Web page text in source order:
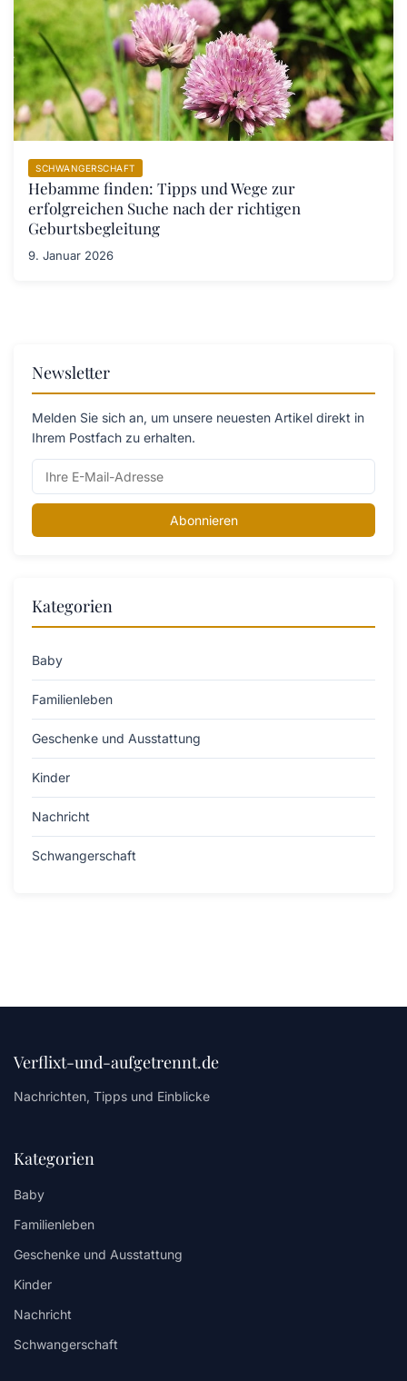
SCHWANGERSCHAFT
Hebamme finden: Tipps und Wege zur
erfolgreichen Suche nach der richtigen
Geburtsbegleitung
9. Januar 2026
Newsletter
Melden Sie sich an, um unsere neuesten Artikel direkt in
Ihrem Postfach zu erhalten.
Abonnieren
Kategorien
Baby
Familienleben
Geschenke und Ausstattung
Kinder
Nachricht
Schwangerschaft
Verflixt-und-aufgetrennt.de
Nachrichten, Tipps und Einblicke
Kategorien
Baby
Familienleben
Geschenke und Ausstattung
Kinder
Nachricht
Schwangerschaft